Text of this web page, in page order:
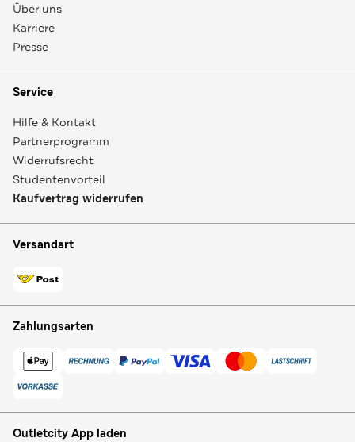
Über uns
Karriere
Presse
Service
Hilfe & Kontakt
Partnerprogramm
Widerrufsrecht
Studentenvorteil
Kaufvertrag widerrufen
Versandart
Zahlungsarten
Outletcity App laden